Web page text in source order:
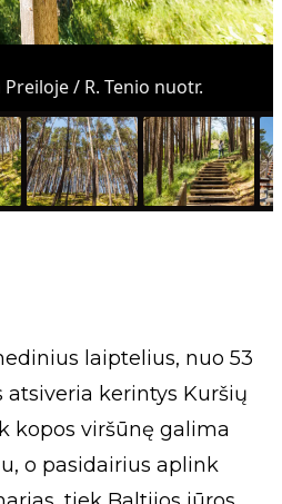
/ R. Tenio nuotr.
laiptelius, nuo 53
kerintys Kuršių
kopos viršūnę galima
o pasidairius aplink